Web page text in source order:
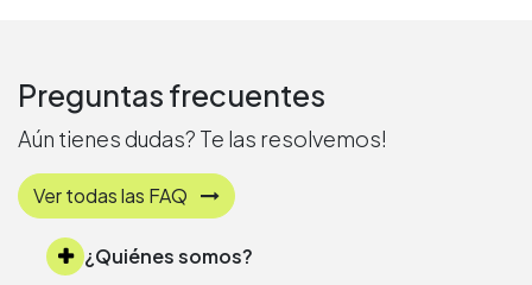
Preguntas frecuentes
Aún tienes dudas? Te las resolvemos!
Ver todas las FAQ
¿Quiénes somos?